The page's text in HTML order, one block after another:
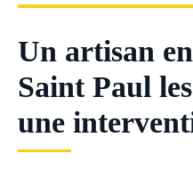
Un artisan
Saint Paul
une